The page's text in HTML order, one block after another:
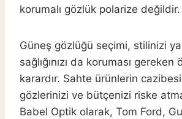
korumalı gözlük polarize değildir.
Güneş gözlüğü seçimi, stilinizi
sağlığınızı da koruması gereken
karardır. Sahte ürünlerin
gözlerinizi ve bütçenizi riske
Babel Optik olarak, Tom Ford,